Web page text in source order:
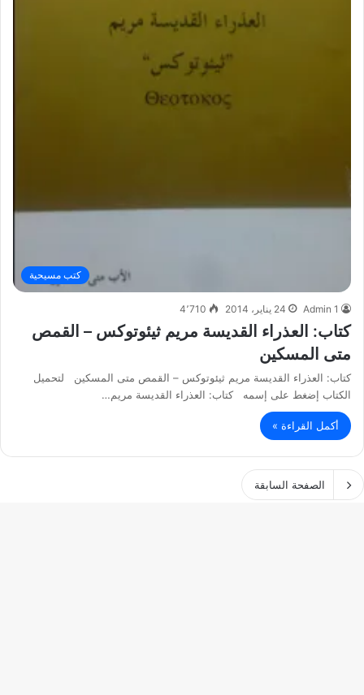
كتب مسيحية
Admin 1 24 يناير، 2014 4٬710
كتاب: العذراء القديسة مريم ثيئوتوكس – القمص
متى المسكين
كتاب: العذراء القديسة مريم ثيئوتوكس – القمص متى المسكين لتحميل
الكتاب إضغط على إسمه كتاب: العذراء القديسة مريم…
أكمل القراءة »
الصفحة السابقة